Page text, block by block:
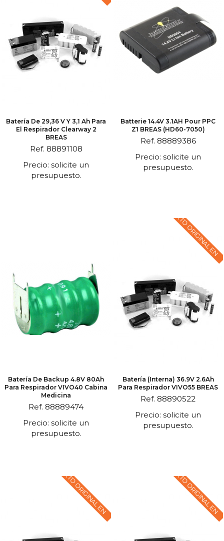
Batería De 29,36 V Y 3,1 Ah Para
El Respirador Clearway 2
BREAS
Ref. 88891108
Precio: solicite un
presupuesto.
Batterie 14.4V 3.1AH Pour PPC
Z1 BREAS (HD60-7050)
Ref. 88889386
Precio: solicite un
presupuesto.
Batería De Backup 4.8V 80Ah
Para Respirador VIVO40 Cabina
Medicina
Ref. 88889474
Precio: solicite un
presupuesto.
TEXTO ORIGINAL EN
Batería (interna) 36.9V 2.6Ah
Para Respirador VIVO55 BREAS
Ref. 88890522
Precio: solicite un
presupuesto.
TEXTO ORIGINAL EN TEXTO ORIGINAL EN